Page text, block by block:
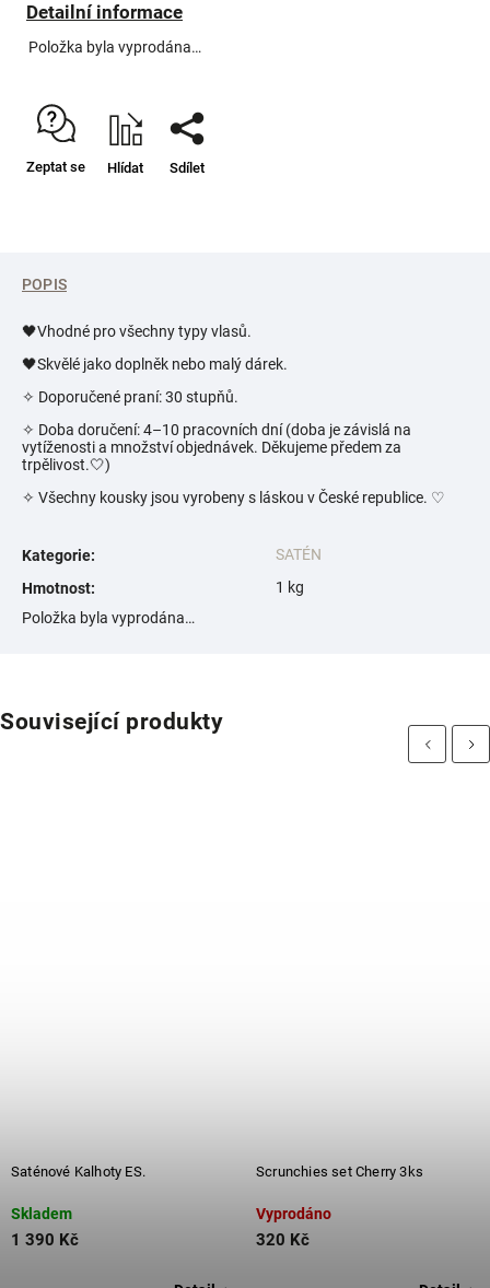
Detailní informace
Položka byla vyprodána…
Zeptat se Hlídat Sdílet
POPIS
🖤Vhodné pro všechny typy vlasů.
🖤Skvělé jako doplněk nebo malý dárek.
✧ Doporučené praní: 30 stupňů.
✧ Doba doručení: 4–10 pracovních dní (doba je závislá na
vytíženosti a množství objednávek. Děkujeme předem za
trpělivost.🤍)
✧ Všechny kousky jsou vyrobeny s láskou v České republice. ♡
Kategorie:
SATÉN
Hmotnost:
1 kg
Položka byla vyprodána…
Související produkty
Previous
Saténové Kalhoty ES.
Skladem
1 390 Kč
Scrunchies set Cherry 3ks
Vyprodáno
320 Kč
Next